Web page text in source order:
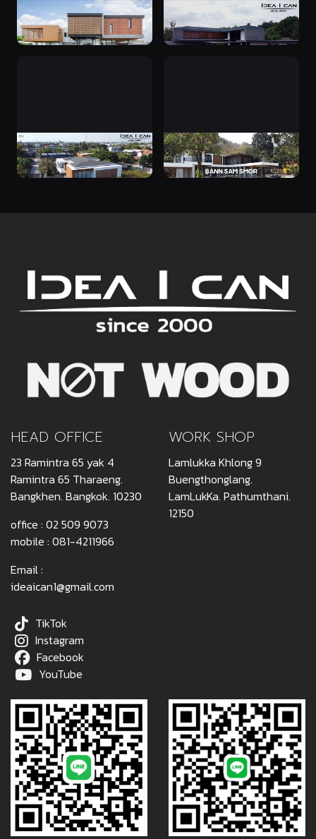
ฟังเรื่องราวความประทับใจจาก
เจ้าของบ้านสองข้าว คุณสมยศ
– คุณปรารถนา #ผลงาน
ฟังเรื่องราวความประทับใจจาก
เจ้าของบ้าน คุณป๊อปและคุณ
เชอรี่ #ผลงานก่อสร้าง เขตทวี
บ้านสุภัช-นรา Moden Luxury
บ้านโมเดิร์นหรู ดอนเมือง
เรื่องราว ‘บ้านสามสมอ’ จากทีม
งานเล่าสู่กันฟัง สร้างบ้านหรู
เขาใหญ่
HEAD OFFICE
23 Ramintra 65 yak 4
Ramintra 65 Tharaeng.
Bangkhen. Bangkok. 10230
office : 02 509 9073
mobile : 081-4211966
Email :
ideaican1@gmail.com
WORK SHOP
Lamlukka Khlong 9
Buengthonglang.
LamLukKa. Pathumthani.
12150
TikTok
Instagram
Facebook
YouTube